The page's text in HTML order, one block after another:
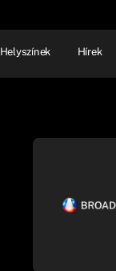
Helyszínek Hírek